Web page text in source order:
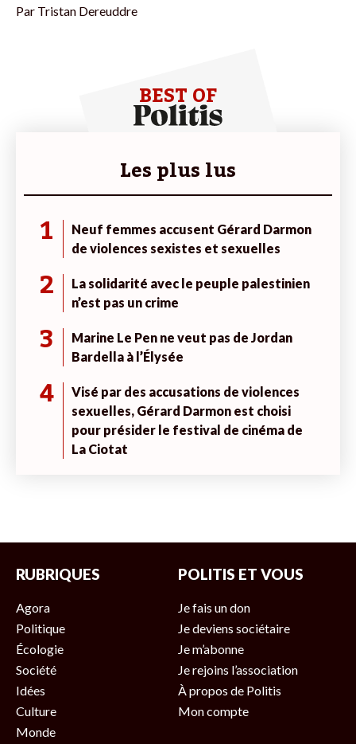
Par Tristan Dereuddre
BEST OF
Les plus lus
1
Neuf femmes accusent Gérard Darmon
de violences sexistes et sexuelles
2
La solidarité avec le peuple palestinien
n’est pas un crime
3
Marine Le Pen ne veut pas de Jordan
Bardella à l’Élysée
4
Visé par des accusations de violences
sexuelles, Gérard Darmon est choisi
pour présider le festival de cinéma de
La Ciotat
RUBRIQUES
Agora
Politique
Écologie
Société
Idées
Culture
Monde
POLITIS ET VOUS
Je fais un don
Je deviens sociétaire
Je m’abonne
Je rejoins l’association
À propos de Politis
Mon compte